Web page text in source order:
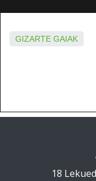
GIZARTE GAIAK
18